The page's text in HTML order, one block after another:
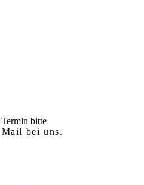
bitte
bei uns.